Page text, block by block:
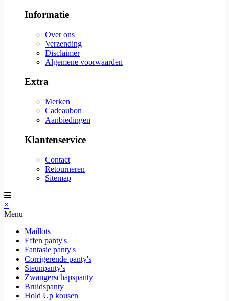
Informatie
Over ons
Verzending
Disclaimer
Algemene voorwaarden
Extra
Merken
Cadeaubon
Aanbiedingen
Klantenservice
Contact
Retourneren
Sitemap
×
Menu
Maillots
Effen panty's
Fantasie panty's
Corrigerende panty's
Steunpanty's
Zwangerschapspanty
Bruidspanty
Hold Up kousen